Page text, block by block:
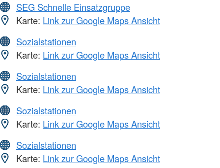
SEG Schnelle Einsatzgruppe
Karte: Link zur Google Maps Ansicht
Sozialstationen
Karte: Link zur Google Maps Ansicht
Sozialstationen
Karte: Link zur Google Maps Ansicht
Sozialstationen
Karte: Link zur Google Maps Ansicht
Sozialstationen
Karte: Link zur Google Maps Ansicht